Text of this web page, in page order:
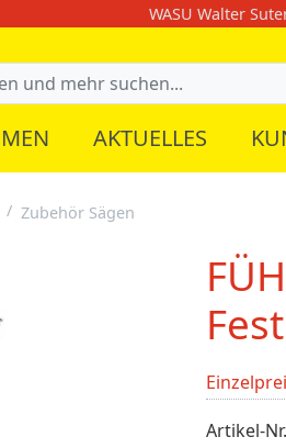
WASU Walter
AKTUELLES
Zubehör Sägen
Artikel-Nr.